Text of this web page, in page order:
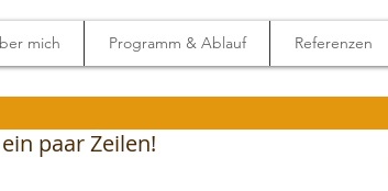
mich Programm & Ablauf Referenzen
paar Zeilen!